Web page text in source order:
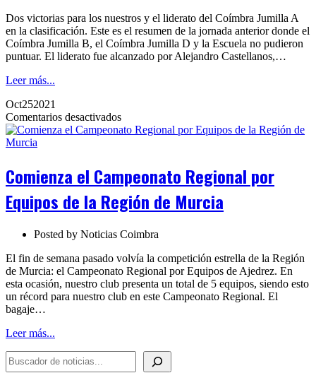
Dos victorias para los nuestros y el liderato del Coímbra Jumilla A
en la clasificación. Este es el resumen de la jornada anterior donde el
Coímbra Jumilla B, el Coímbra Jumilla D y la Escuela no pudieron
puntuar. El liderato fue alcanzado por Alejandro Castellanos,…
Leer más...
Oct252021
Comentarios desactivadosen
Comienza
por
Equipos
de
Región
Murcia
Comienza el Campeonato Regional por
Equipos de la Región de Murcia
Posted by Noticias Coimbra
El fin de semana pasado volvía la competición estrella de la Región
de Murcia: el Campeonato Regional por Equipos de Ajedrez. En
esta ocasión, nuestro club presenta un total de 5 equipos, siendo esto
un récord para nuestro club en este Campeonato Regional. El
bagaje…
Leer más...
BUSCADOR DE NOTICIAS